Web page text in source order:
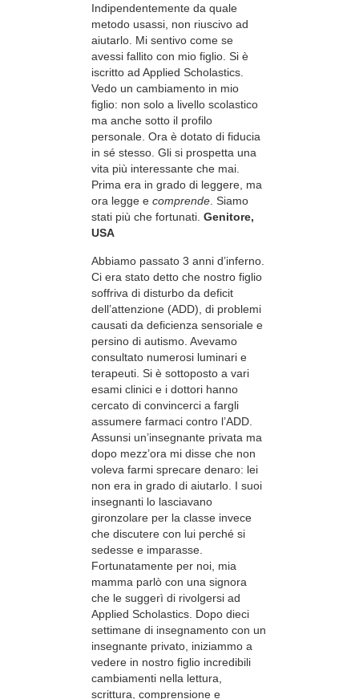
Indipendentemente da quale
metodo usassi, non riuscivo ad
aiutarlo. Mi sentivo come se
avessi fallito con mio figlio. Si è
iscritto ad Applied Scholastics.
Vedo un cambiamento in mio
figlio: non solo a livello scolastico
ma anche sotto il profilo
personale. Ora è dotato di fiducia
in sé stesso. Gli si prospetta una
vita più interessante che mai.
Prima era in grado di leggere, ma
ora legge e comprende. Siamo
stati più che fortunati. Genitore,
USA
Abbiamo passato 3 anni d’inferno.
Ci era stato detto che nostro figlio
soffriva di disturbo da deficit
dell’attenzione (ADD), di problemi
causati da deficienza sensoriale e
persino di autismo. Avevamo
consultato numerosi luminari e
terapeuti. Si è sottoposto a vari
esami clinici e i dottori hanno
cercato di convincerci a fargli
assumere farmaci contro l’ADD.
Assunsi un’insegnante privata ma
dopo mezz’ora mi disse che non
voleva farmi sprecare denaro: lei
non era in grado di aiutarlo. I suoi
insegnanti lo lasciavano
gironzolare per la classe invece
che discutere con lui perché si
sedesse e imparasse.
Fortunatamente per noi, mia
mamma parlò con una signora
che le suggerì di rivolgersi ad
Applied Scholastics. Dopo dieci
settimane di insegnamento con un
insegnante privato, iniziammo a
vedere in nostro figlio incredibili
cambiamenti nella lettura,
scrittura, comprensione e